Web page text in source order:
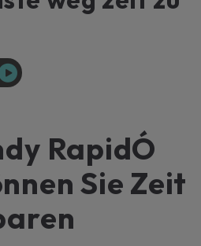
RapidÓ
Sie Zeit